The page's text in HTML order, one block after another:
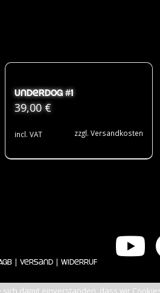
Underdog #1
39,00€
incl. VAT zzgl. Versandkosten
| Versand| Widerruf
damit einverstanden, dass wir